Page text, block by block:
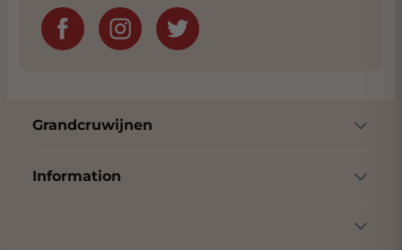
Grandcruwijnen
Information